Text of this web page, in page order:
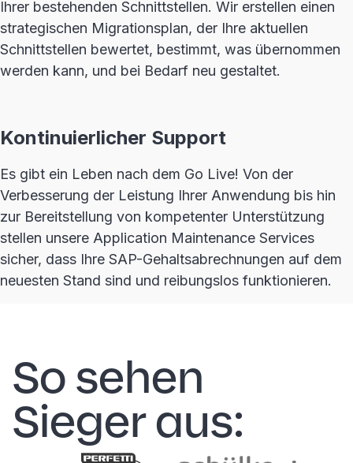
Ihrer bestehenden Schnittstellen. Wir erstellen einen
strategischen Migrationsplan, der Ihre aktuellen
Schnittstellen bewertet, bestimmt, was übernommen
werden kann, und bei Bedarf neu gestaltet.
Kontinuierlicher Support
Es gibt ein Leben nach dem Go Live! Von der
Verbesserung der Leistung Ihrer Anwendung bis hin
zur Bereitstellung von kompetenter Unterstützung
stellen unsere Application Maintenance Services
sicher, dass Ihre SAP-Gehaltsabrechnungen auf dem
neuesten Stand sind und reibungslos funktionieren.
So sehen
Sieger aus: